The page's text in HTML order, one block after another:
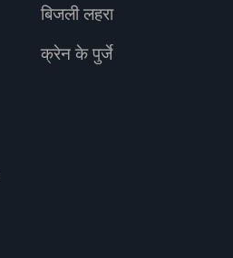
बिजली लहरा
क्रेन के पुर्जे